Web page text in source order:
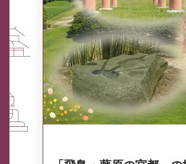
ふるさと納税なら、奈良